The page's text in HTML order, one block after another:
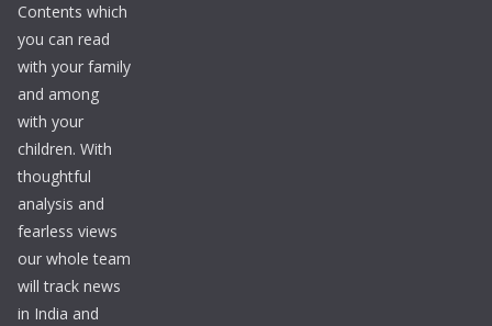
Contents which
you can read
with your family
and among
with your
children. With
thoughtful
analysis and
fearless views
our whole team
will track news
in India and